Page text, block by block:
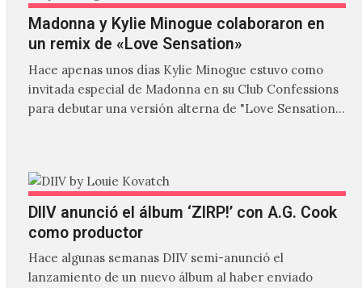
Madonna y Kylie Minogue colaboraron en
un remix de «Love Sensation»
Hace apenas unos días Kylie Minogue estuvo como
invitada especial de Madonna en su Club Confessions
para debutar una versión alterna de "Love Sensation",
DIIV anunció el álbum ‘ZIRP!’ con A.G. Cook
como productor
Hace algunas semanas DIIV semi-anunció el
lanzamiento de un nuevo álbum al haber enviado